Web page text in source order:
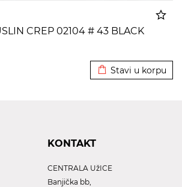
CREP 02104 # 43 BLACK
Stavi u korpu
KONTAKT
CENTRALA UžICE
Banjička bb,